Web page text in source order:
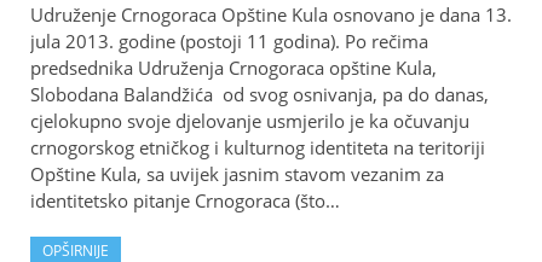
Udruženje Crnogoraca Opštine Kula osnovano je dana 13.
jula 2013. godine (postoji 11 godina). Po rečima
predsednika Udruženja Crnogoraca opštine Kula,
Slobodana Balandžića od svog osnivanja, pa do danas,
cjelokupno svoje djelovanje usmjerilo je ka očuvanju
crnogorskog etničkog i kulturnog identiteta na teritoriji
Opštine Kula, sa uvijek jasnim stavom vezanim za
identitetsko pitanje Crnogoraca (što…
OPŠIRNIJE